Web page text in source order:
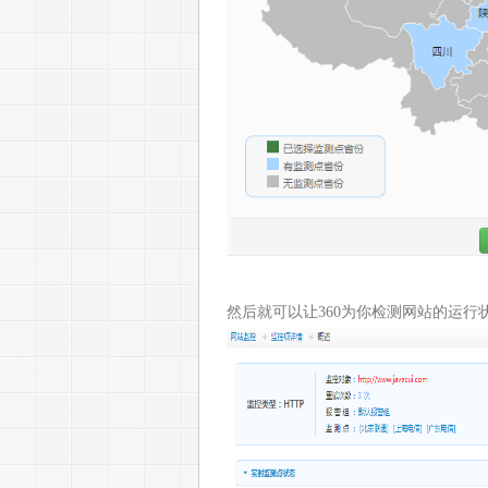
然后就可以让360为你检测网站的运行